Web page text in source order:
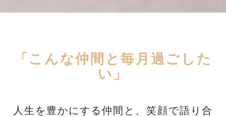
「こんな仲間と毎月過ごした
い」
人生を豊かにする仲間と、笑顔で語り合